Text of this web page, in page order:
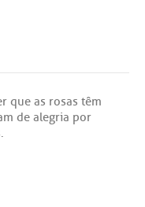
que as rosas têm
de alegria por